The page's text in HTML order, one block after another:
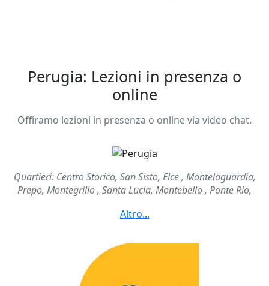
Perugia: Lezioni in presenza o
online
Offiramo lezioni in presenza o online via video chat.
Quartieri: Centro Storico, San Sisto, Elce , Montelaguardia,
Prepo, Montegrillo , Santa Lucia, Montebello , Ponte Rio,